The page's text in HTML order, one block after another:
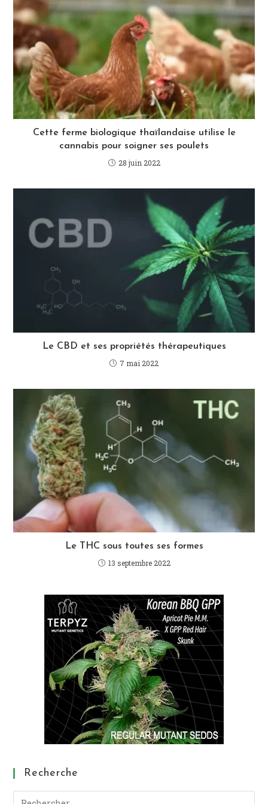
Cette ferme biologique thaïlandaise utilise le
cannabis pour soigner ses poulets
28 juin 2022
Le CBD et ses propriétés thérapeutiques
7 mai 2022
Le THC sous toutes ses formes
13 septembre 2022
Recherche